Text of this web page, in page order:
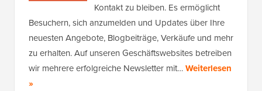
Kontakt zu bleiben. Es ermöglicht
Besuchern, sich anzumelden und Updates über Ihre
neuesten Angebote, Blogbeiträge, Verkäufe und mehr
zu erhalten. Auf unseren Geschäftswebsites betreiben
wir mehrere erfolgreiche Newsletter mit…Weiterlesen
»